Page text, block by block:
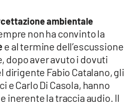
ambientale
non ha convinto la
e al termine dell’escussione
dopo aver avuto i dovuti
dirigente Fabio Catalano, gli
e Carlo Di Casola, hanno
inerente la traccia audio. Il